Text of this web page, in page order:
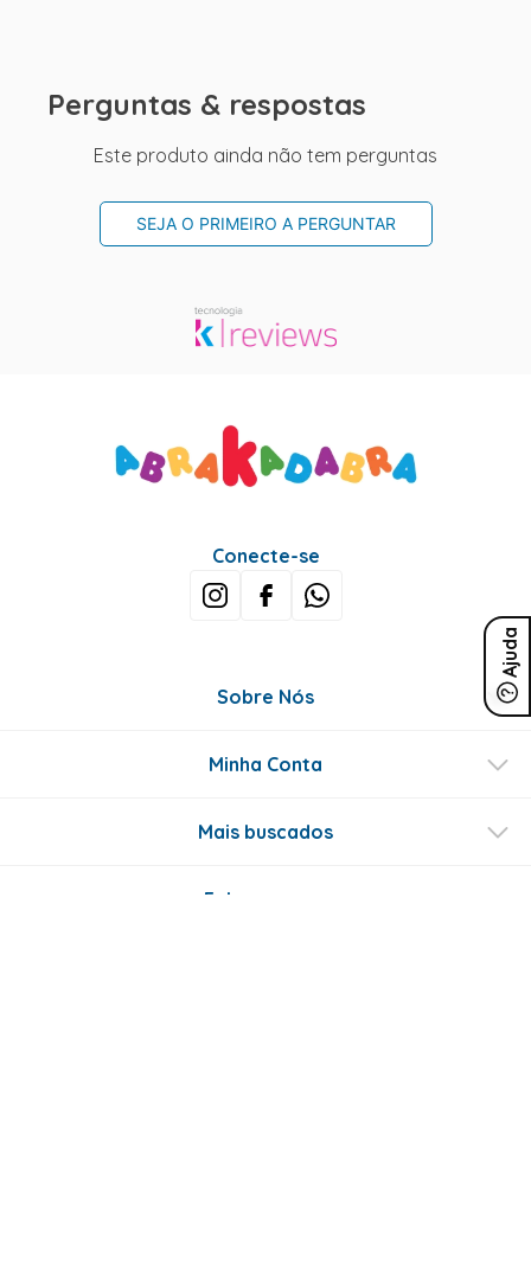
Perguntas & respostas
Este produto ainda não tem perguntas
SEJA O PRIMEIRO A PERGUNTAR
Ajuda
Conecte-se
Sobre Nós
Minha Conta
Mais buscados
Fale conosco